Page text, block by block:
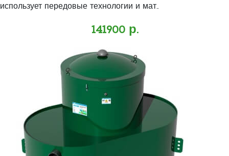
использует передовые технологии и мат..
141900 р.